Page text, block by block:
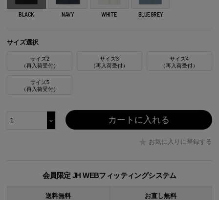
BLACK NAVY WHITE BLUEGREY
サイズ選択
サイズ2
（再入荷受付）
サイズ3
（再入荷受付）
サイズ4
（再入荷受付）
サイズ5
（再入荷受付）
お気に入りに登録する
カートに入れる
会員限定 JH WEBフィッティングシステム
送料無料 お直し無料